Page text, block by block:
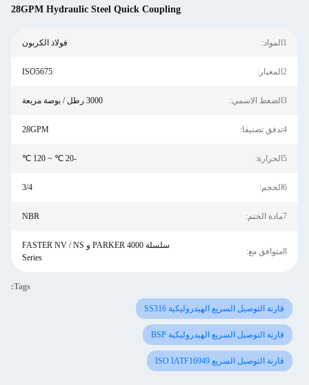
28GPM Hydraulic Steel Quick Coupling
1المواد: فولاذ الكربون
2المعيار: ISO5675
3الضغط الاسمي: 3000 رطل / بوصة مربعة
4تدفق تصنيفا: 28GPM
5الحرارة: -20 ℃ ~ 120 ℃
6الحجم: 3/4
7مادة الختم: NBR
8متوافق مع:
سلسلة PARKER 4000 و FASTER NV / NS
Series
Tags:
قارنة التوصيل السريع الهيدروليكية SS316
قارنة التوصيل السريع الهيدروليكية BSP
قارنة التوصيل السريع ISO IATF16949